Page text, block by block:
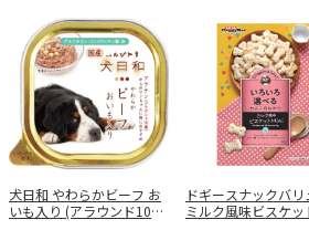
犬日和 やわらかビーフ お
いも入り (アラウンド10歳)
ドギースナックバリ
ミルク風味ビスケッ